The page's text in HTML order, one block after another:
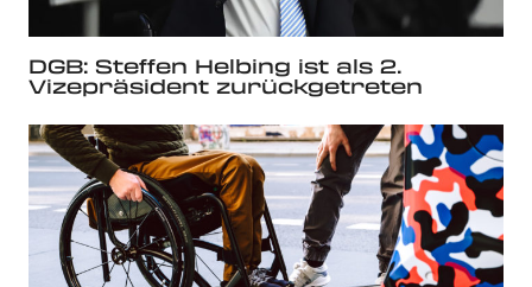
DGB: Steffen Helbing ist als 2.
Vizepräsident zurückgetreten